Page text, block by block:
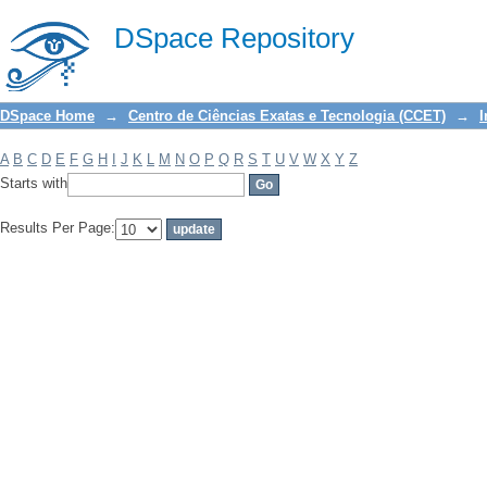
DSpace Repository
Filter by: Subject
DSpace Home → Centro de Ciências Exatas e Tecnologia (CCET) →
A B C D E F G H J K L M N O P Q R S T U V W X Y Z
Starts with
Results Per Page: